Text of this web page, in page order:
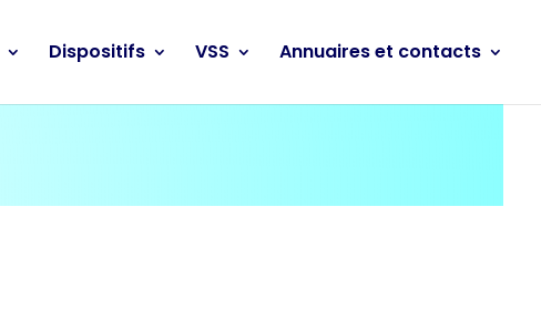
Dispositifs VSS Annuaires et contacts